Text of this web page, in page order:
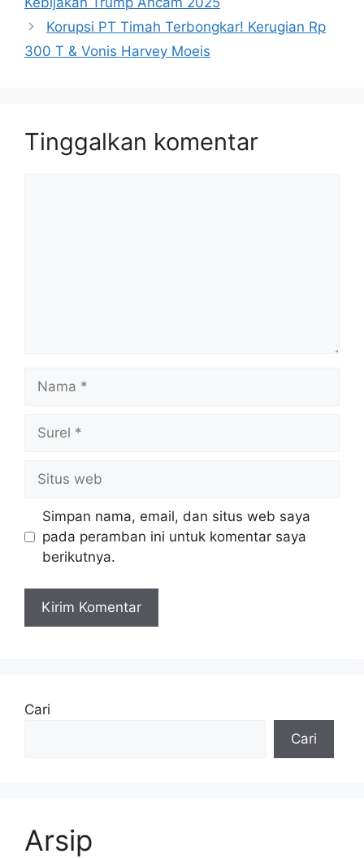
Korupsi PT Timah Terbongkar! Kerugian Rp
300 T & Vonis Harvey Moeis
Tinggalkan komentar
Nama
Surel
Situs
web
Simpan nama, email, dan situs web saya
pada peramban ini untuk komentar saya
berikutnya.
Cari
Cari
Arsip